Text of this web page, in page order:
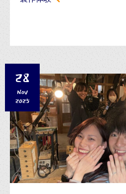
28
NOV
2025